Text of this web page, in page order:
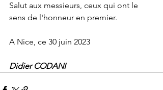
Salut aux messieurs, ceux qui ont le
sens de l'honneur en premier.
A Nice, ce 30 juin 2023
Didier CODANI